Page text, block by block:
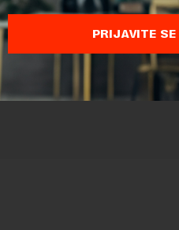
Sajt je zaštićen pomocu
PRIJAVITE SE